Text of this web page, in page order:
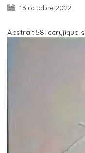
16 octobre 2022
Abstrait 58. acryjique